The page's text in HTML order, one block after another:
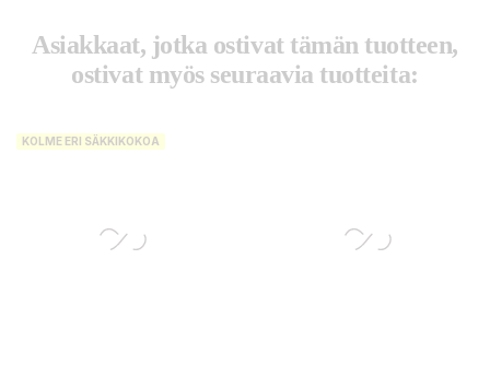
Asiakkaat, jotka ostivat tämän tuotteen,
ostivat myös seuraavia tuotteita:
KOLME ERI SÄKKIKOKOA